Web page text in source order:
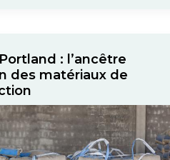
: l’ancêtre
des matériaux de